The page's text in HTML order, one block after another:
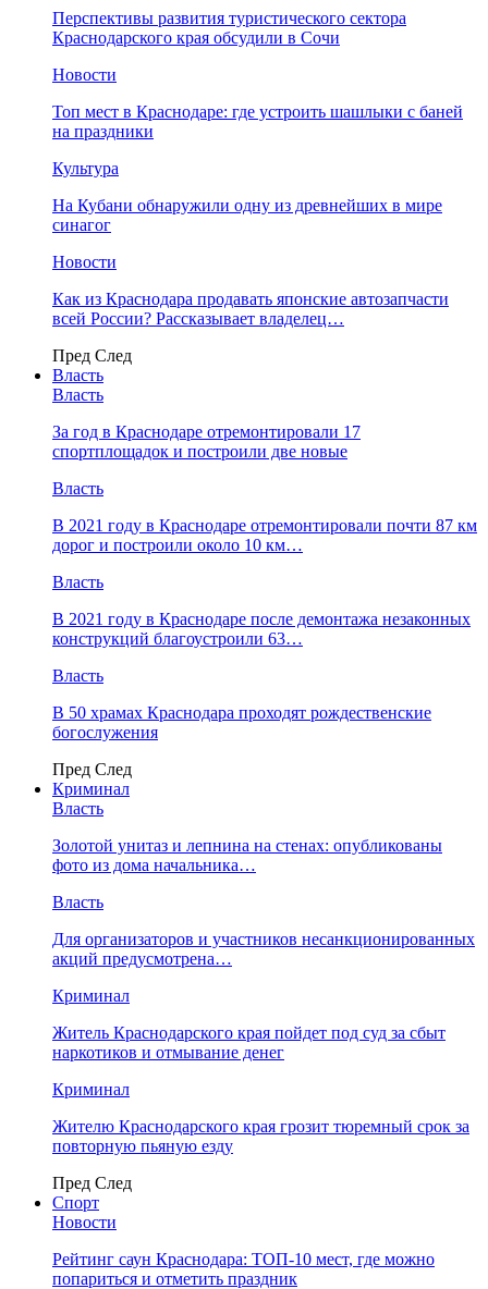
Перспективы развития туристического сектора
Краснодарского края обсудили в Сочи
Новости
Топ мест в Краснодаре: где устроить шашлыки с баней
на праздники
Культура
На Кубани обнаружили одну из древнейших в мире
синагог
Новости
Как из Краснодара продавать японские автозапчасти
всей России? Рассказывает владелец…
Пред След
Власть
Власть
За год в Краснодаре отремонтировали 17
спортплощадок и построили две новые
Власть
В 2021 году в Краснодаре отремонтировали почти 87 км
дорог и построили около 10 км…
Власть
В 2021 году в Краснодаре после демонтажа незаконных
конструкций благоустроили 63…
Власть
В 50 храмах Краснодара проходят рождественские
богослужения
Пред След
Криминал
Власть
​Золотой унитаз и лепнина на стенах: опубликованы
фото из дома начальника…
Власть
Для организаторов и участников несанкционированных
акций предусмотрена…
Криминал
Житель Краснодарского края пойдет под суд за сбыт
наркотиков и отмывание денег
Криминал
Жителю Краснодарского края грозит тюремный срок за
повторную пьяную езду
Пред След
Спорт
Новости
Рейтинг саун Краснодара: ТОП-10 мест, где можно
попариться и отметить праздник